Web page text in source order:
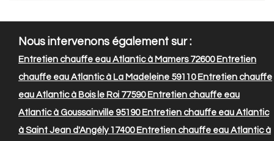
Nous intervenons également sur :
Entretien chauffe eau Atlantic à Mamers 72600Entretien
chauffe eau Atlantic à La Madeleine 59110Entretien chauffe
eau Atlantic à Bois le Roi 77590Entretien chauffe eau
Atlantic à Goussainville 95190Entretien chauffe eau Atlantic
à Saint Jean d'Angély 17400Entretien chauffe eau Atlantic à